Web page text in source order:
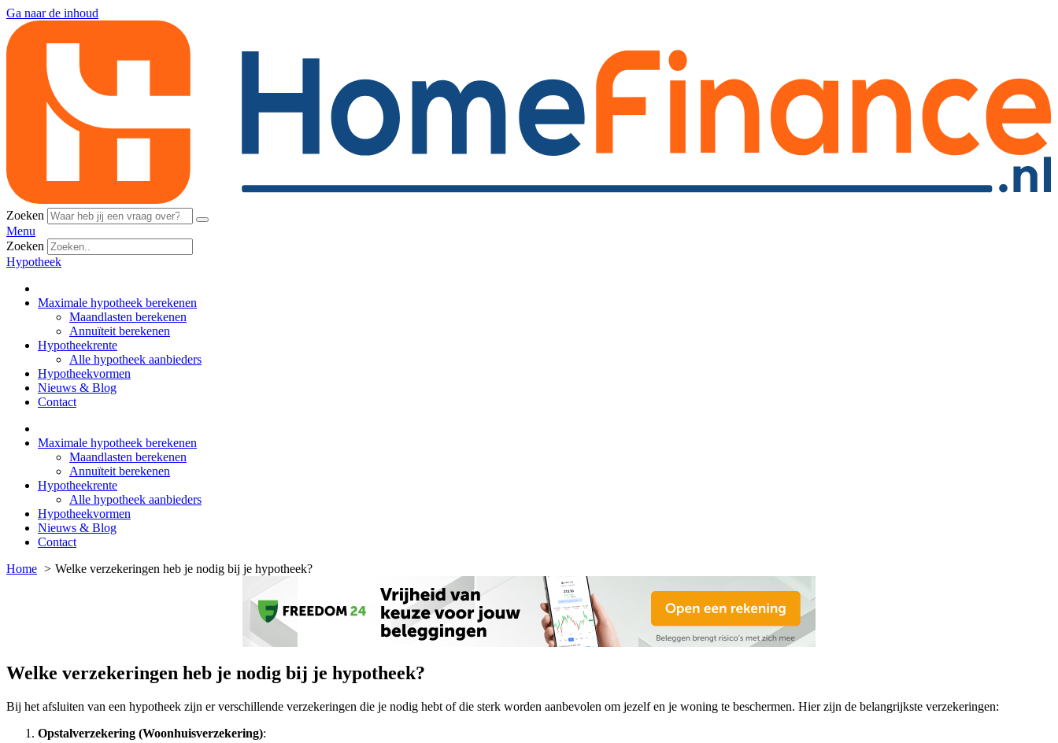
Ga naar de inhoud
Zoeken
Menu
Zoeken
Hypotheek
Maximale hypotheek berekenen
Maandlasten berekenen
Annuïteit berekenen
Hypotheekrente
Alle hypotheek aanbieders
Hypotheekvormen
Nieuws & Blog
Contact
Maximale hypotheek berekenen
Maandlasten berekenen
Annuïteit berekenen
Hypotheekrente
Alle hypotheek aanbieders
Hypotheekvormen
Nieuws & Blog
Contact
Home
Welke verzekeringen heb je nodig bij je hypotheek?
Welke verzekeringen heb je nodig bij je hypotheek?
Bij het afsluiten van een hypotheek zijn er verschillende verzekeringen die je nodig hebt of die sterk worden aanbevolen om jezelf en je woning te beschermen. Hier zijn de belangrijkste verzekeringen:
Opstalverzekering (Woonhuisverzekering):